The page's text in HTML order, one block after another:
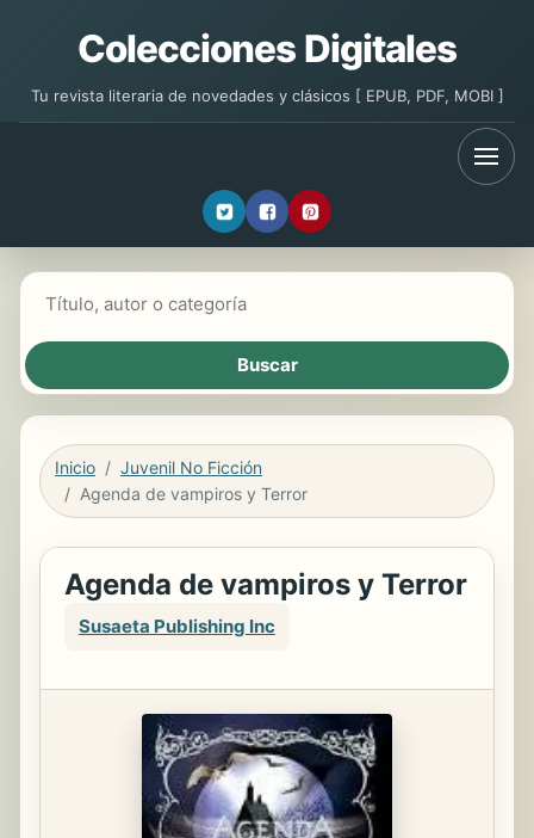
Colecciones Digitales
Tu revista literaria de novedades y clásicos [ EPUB, PDF, MOBI ]
Inicio
Juvenil No Ficción
Agenda de vampiros y Terror
Agenda de vampiros y Terror
Susaeta Publishing Inc